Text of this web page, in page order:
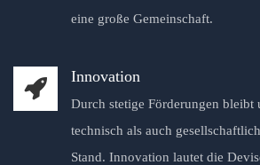
eine große Gemeinschaft.
Innovation
Durch stetige Förderungen bleibt
technisch als auch
Stand. Innovation lautet die